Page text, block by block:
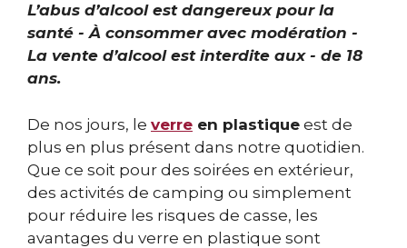
L’abus d’alcool est dangereux pour la
santé - À consommer avec modération -
La vente d’alcool est interdite aux - de 18
ans.
De nos jours, le verre en plastique est de
plus en plus présent dans notre quotidien.
Que ce soit pour des soirées en extérieur,
des activités de camping ou simplement
pour réduire les risques de casse, les
avantages du verre en plastique sont